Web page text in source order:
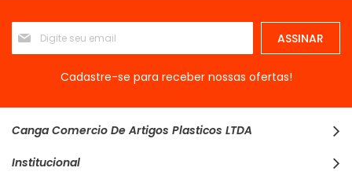
Inscreva-
se
na
Newsletter:
ASSINAR
Cadastre-se para receber nossas ofertas!
Canga Comercio De Artigos Plasticos LTDA
Institucional